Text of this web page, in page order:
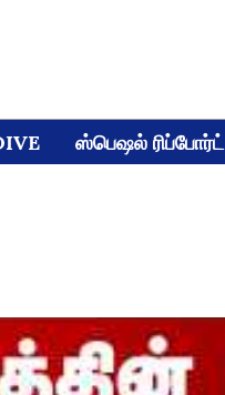
ஸ்பெஷல் ரிப்போர்ட்